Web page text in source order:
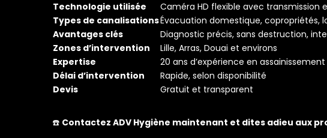
Technologie utilisée
Caméra HD flexible avec transmission
Types de canalisationsÉvacuation domestique, copropriétés,
Avantages clés
Diagnostic précis, sans destruction,
Zones d’intervention
Lille, Arras, Douai et environs
Expertise
20 ans d’expérience en
Délai d’intervention
Rapide, selon disponibilité
Devis
Gratuit et transparent
☎️ Contactez ADV Hygiène maintenant et dites adieu aux